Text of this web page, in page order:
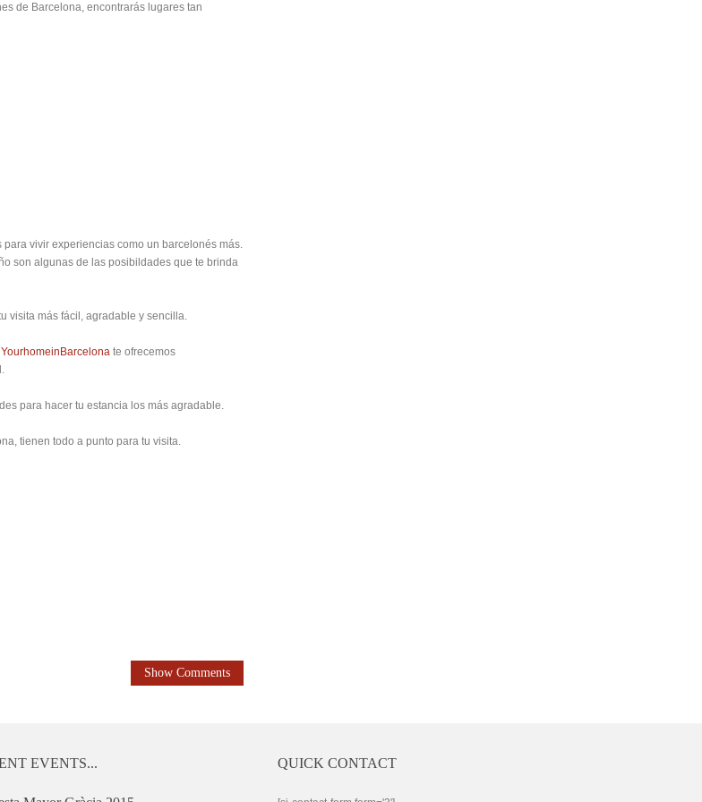
de Barcelona, encontrarás lugares tan
vivir experiencias como un barcelonés más.
son algunas de las posibildades que te brinda
visita más fácil, agradable y sencilla.
YourhomeinBarcelona te ofrecemos
para hacer tu estancia los más agradable.
tienen todo a punto para tu visita.
Show Comments
EVENTS... QUICK CONTACT